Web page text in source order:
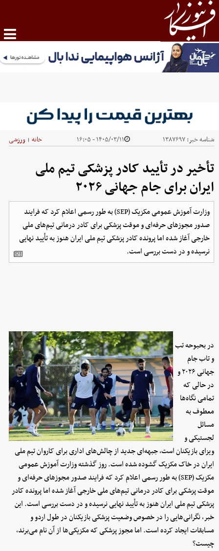
شناسه خبر:۱۳۸۷۶۹۷ ۱۴۰۵/۰۳/۱۱ - ۱۶:۰۵ خانه | ورزشی
تأخیر در تأیید کادر پزشکی تیم ملی
ایران برای جام جهانی ۲۰۲۶
وزارت آموزش عمومی مکزیک (SEP) به طور رسمی اعلام کرد که فرایند
صدور مجوزهای حرفه‌ای و موقت پزشکی برای کادر درمانی تیم‌های ملی
خارجی آغاز شده اما پرونده کادر پزشکی تیم ملی ایران هنوز به تأیید نهایی
نرسیده و در دست بررسی است.
در بحبوحه تب
و تاب جام
جهانی ۲۰۲۶ و
در حالی که
تمامی نگاه‌ها
معطوف به
مسائل
لجستیکی و
ویزای بازیکنان است، جبهه‌ای جدید از چالش‌های اداری برای کاروان تیم ملی
ایران در خاک مکزیک گشوده شده است. روز گذشته وزارت آموزش عمومی
مکزیک (SEP) به طور رسمی اعلام کرد که فرایند صدور مجوزهای حرفه‌ای و
موقت پزشکی برای کادر درمانی تیم‌های ملی خارجی آغاز شده اما پرونده کادر
پزشکی تیم ملی ایران هنوز به تأیید نهایی نرسیده و در دست بررسی است. این
خبر، نگرانی‌هایی را در خصوص وضعیت پزشکی بازیکنان در طول اردو و
مسابقات ایجاد کرده است. اما مجوز پزشکی که مکزیکی‌ها از آن نام می‌برند،
چیست؟